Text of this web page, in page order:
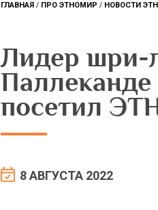
ГЛАВНАЯ ПРО ЭТНОМИР НОВОСТИ
Лидер шри-
Паллеканде
посетил
8 АВГУСТА 2022